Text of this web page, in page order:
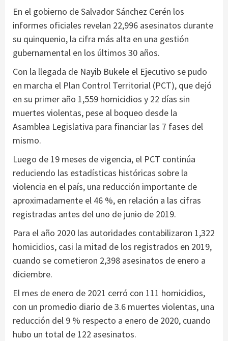
En el gobierno de Salvador Sánchez Cerén los
informes oficiales revelan 22,996 asesinatos durante
su quinquenio, la cifra más alta en una gestión
gubernamental en los últimos 30 años.
Con la llegada de Nayib Bukele el Ejecutivo se pudo
en marcha el Plan Control Territorial (PCT), que dejó
en su primer año 1,559 homicidios y 22 días sin
muertes violentas, pese al boqueo desde la
Asamblea Legislativa para financiar las 7 fases del
mismo.
Luego de 19 meses de vigencia, el PCT continúa
reduciendo las estadísticas históricas sobre la
violencia en el país, una reducción importante de
aproximadamente el 46 %, en relación a las cifras
registradas antes del uno de junio de 2019.
Para el año 2020 las autoridades contabilizaron 1,322
homicidios, casi la mitad de los registrados en 2019,
cuando se cometieron 2,398 asesinatos de enero a
diciembre.
El mes de enero de 2021 cerró con 111 homicidios,
con un promedio diario de 3.6 muertes violentas, una
reducción del 9 % respecto a enero de 2020, cuando
hubo un total de 122 asesinatos.